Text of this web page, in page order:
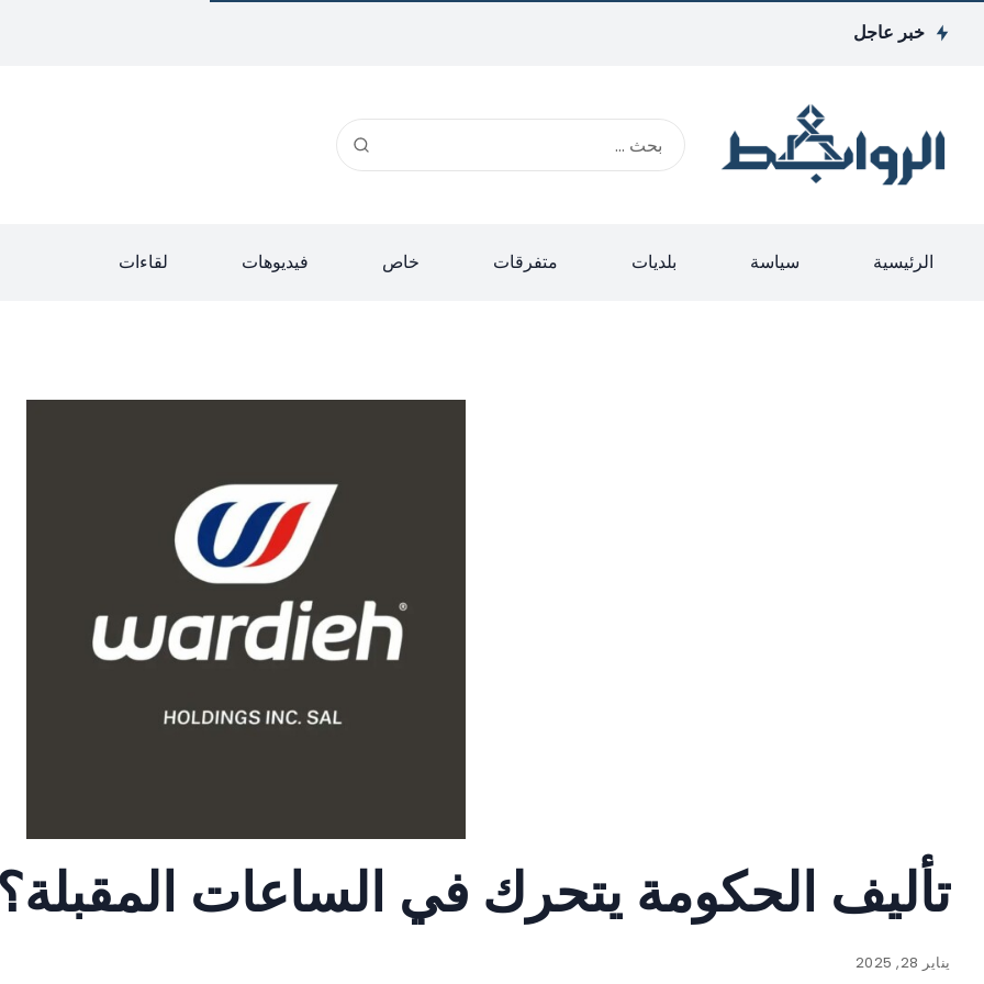
خبر عاجل
الرئيسية سياسة بلديات متفرقات خاص فيديوهات لقاءات
تأليف الحكومة يتحرك في الساعات المقبلة؟
يناير 28, 2025